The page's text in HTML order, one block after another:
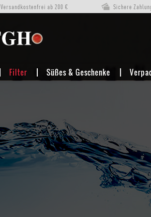
Versandkostenfrei ab 200 € Sichere
Filter Süßes & Geschenke
TISCHWASSERFILTER